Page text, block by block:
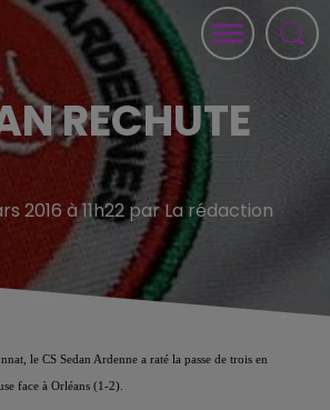
RECHUTE
2016 à 11h22 par La rédaction
le CS Sedan Ardenne a raté la passe de trois en
face à Orléans (1-2).